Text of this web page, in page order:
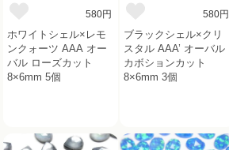
580円
ホワイトシェル×レモ
ンクォーツ AAA オー
バル ローズカット
8×6mm 5個
580円
ブラックシェル×クリ
スタル AAA’ オーバル
カボションカット
8×6mm 3個